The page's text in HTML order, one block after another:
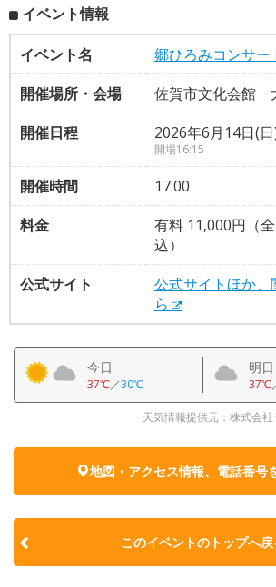
イベント情報
イベント名
郷ひろみコンサ
開催場所・会場
佐賀市文化会館
開催日程
2026年6月14日(
開場16:15
開催時間
17:00
料金
有料 11,000円（
込）
公式サイト
公式サイトほか、
ら
今日
37℃／30℃
明日
37℃
天気情報提供元：株式会
地図・アクセス情報、電話番号
このイベントのトップへ戻